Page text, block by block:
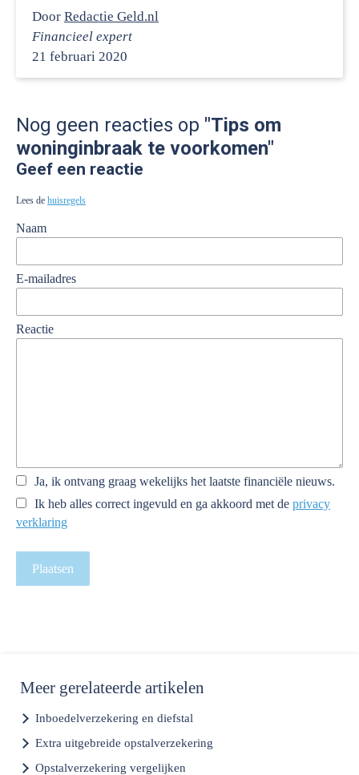
Door Redactie Geld.nl
Financieel expert
21 februari 2020
Nog geen reacties op "Tips om
woninginbraak te voorkomen"
Geef een reactie
Lees de huisregels
Naam
E-mailadres
Reactie
Ja, ik ontvang graag wekelijks het laatste financiële nieuws.
Ik heb alles correct ingevuld en ga akkoord met de privacy
verklaring
Plaatsen
Meer gerelateerde artikelen
Inboedelverzekering en diefstal
Extra uitgebreide opstalverzekering
Opstalverzekering vergelijken